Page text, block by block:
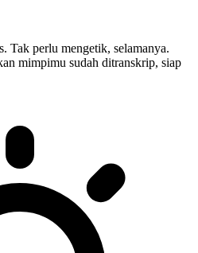
Tak perlu mengetik, selamanya.
mimpimu sudah ditranskrip, siap